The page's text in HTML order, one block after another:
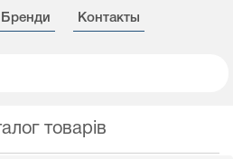
Бренди Контакты
товарів